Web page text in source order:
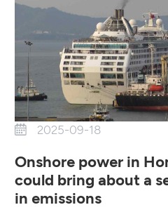
2025-09-18
Onshore power in
could bring about a
in emissions